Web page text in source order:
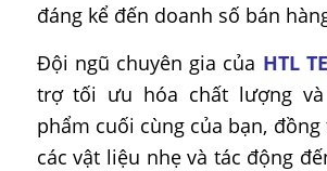
đáng kể đến doanh số bán
Đội ngũ chuyên gia của HTL
trợ tối ưu hóa chất lượng
phẩm cuối cùng của bạn,
các vật liệu nhẹ và tác động